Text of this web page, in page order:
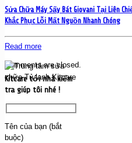
Sửa Chữa Máy Sấy Bát Giovani Tại Liên
Khắc Phục Lỗi Mất Nguồn Nhanh Chóng
Read more
Comments are closed.
Kitcare tới nhà kiểm
tra giúp tôi nhé !
Tên của bạn (bắt
buộc)